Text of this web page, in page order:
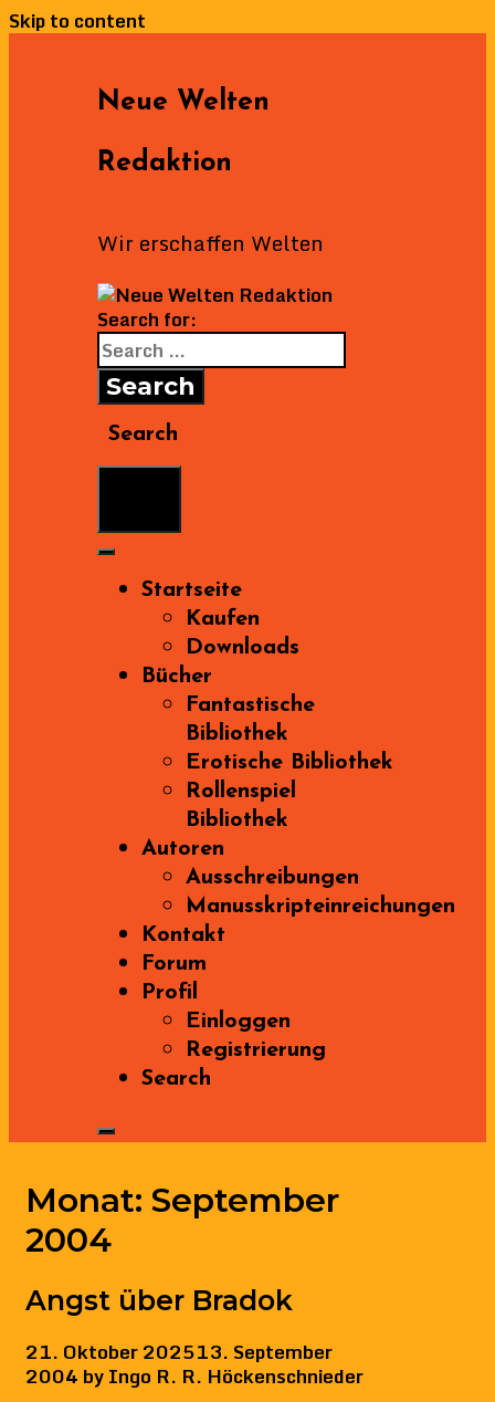
Skip to content
Neue Welten
Redaktion
Wir erschaffen Welten
Search for:
Search
Startseite
Kaufen
Downloads
Bücher
Fantastische
Bibliothek
Erotische Bibliothek
Rollenspiel
Bibliothek
Autoren
Ausschreibungen
Manusskripteinreichungen
Kontakt
Forum
Profil
Einloggen
Registrierung
Search
Monat: September
2004
Angst über Bradok
21. Oktober 202513. September
2004 byIngo R. R. Höckenschnieder